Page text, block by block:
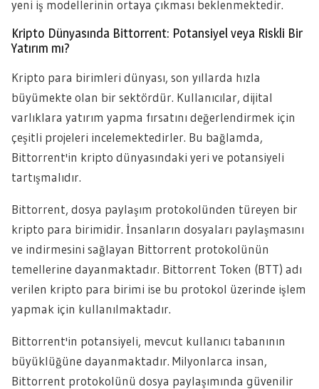
yeni iş modellerinin ortaya çıkması beklenmektedir.
Kripto Dünyasında Bittorrent: Potansiyel veya Riskli Bir
Yatırım mı?
Kripto para birimleri dünyası, son yıllarda hızla
büyümekte olan bir sektördür. Kullanıcılar, dijital
varlıklara yatırım yapma fırsatını değerlendirmek için
çeşitli projeleri incelemektedirler. Bu bağlamda,
Bittorrent'in kripto dünyasındaki yeri ve potansiyeli
tartışmalıdır.
Bittorrent, dosya paylaşım protokolünden türeyen bir
kripto para birimidir. İnsanların dosyaları paylaşmasını
ve indirmesini sağlayan Bittorrent protokolünün
temellerine dayanmaktadır. Bittorrent Token (BTT) adı
verilen kripto para birimi ise bu protokol üzerinde işlem
yapmak için kullanılmaktadır.
Bittorrent'in potansiyeli, mevcut kullanıcı tabanının
büyüklüğüne dayanmaktadır. Milyonlarca insan,
Bittorrent protokolünü dosya paylaşımında güvenilir